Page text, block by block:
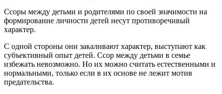
Ссоры между детьми и родителями по своей значимости на
формирование личности детей несут противоречивый
характер.
С одной стороны они закаливают характер, выступают как
субъективный опыт детей. Ссор между детьми в семье
избежать невозможно. Но их можно считать естественными и
нормальными, только если в их основе не лежит мотив
предательства.